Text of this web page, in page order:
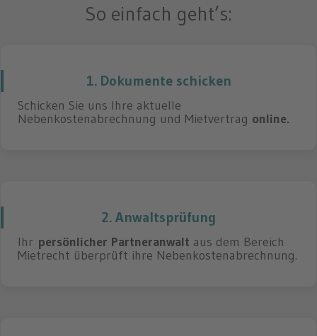
So einfach geht’s:
1. Dokumente schicken
Schicken Sie uns Ihre aktuelle
Nebenkostenabrechnung und Mietvertrag online.
2. Anwaltsprüfung
Ihr persönlicher Partneranwalt aus dem Bereich
Mietrecht überprüft ihre Nebenkostenabrechnung.